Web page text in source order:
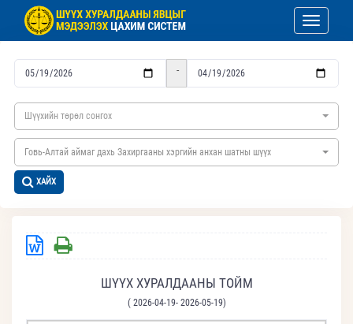
Toggle
-
Шүүхийн төрөл сонгох
Говь-Алтай аймаг дахь Захиргааны хэргийн анхан шатны шүүх
ХАЙХ
ШҮҮХ ХУРАЛДААНЫ ТОЙМ
( 2026-04-19- 2026-05-19)